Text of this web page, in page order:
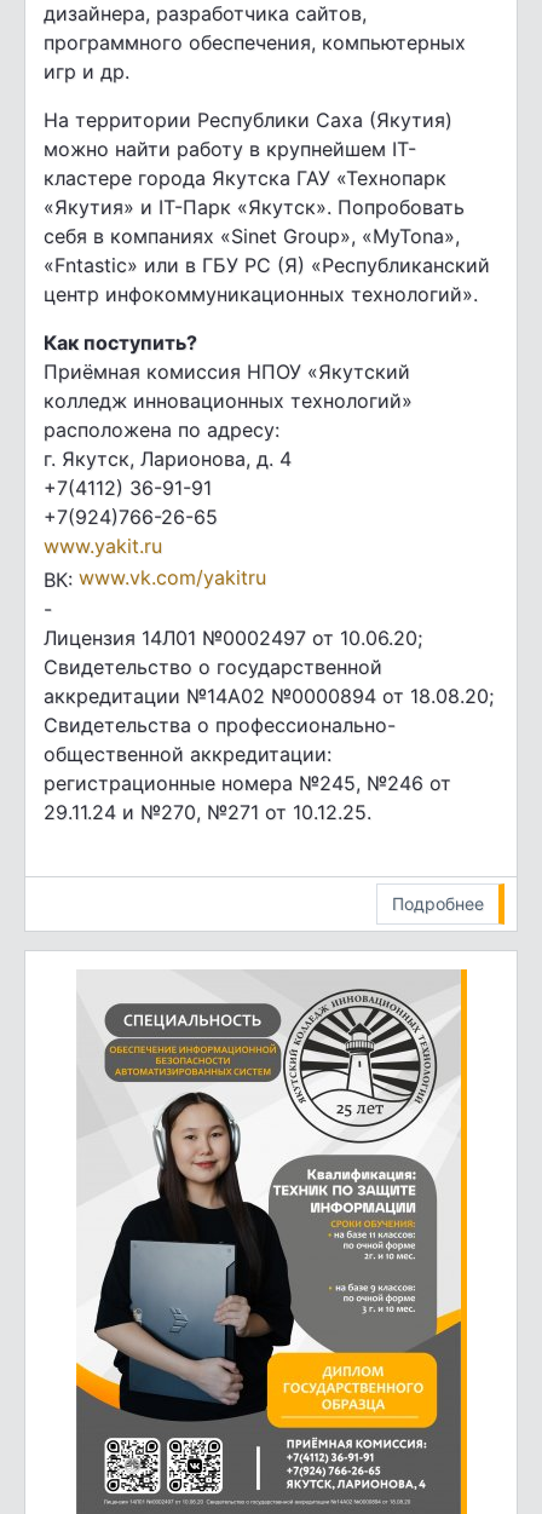
дизайнера, разработчика сайтов,
программного обеспечения, компьютерных
игр и др.
На территории Республики Саха (Якутия)
можно найти работу в крупнейшем IT-
кластере города Якутска ГАУ «Технопарк
«Якутия» и IT-Парк «Якутск». Попробовать
себя в компаниях «Sinet Group», «MyTona»,
«Fntastic» или в ГБУ РС (Я) «Республиканский
центр инфокоммуникационных технологий».
Как поступить?
Приёмная комиссия НПОУ «Якутский
колледж инновационных технологий»
расположена по адресу:
г. Якутск, Ларионова, д. 4
+7(4112) 36-91-91
+7(924)766-26-65
www.yakit.ru
ВК: www.vk.com/yakitru
-
Лицензия 14Л01 №0002497 от 10.06.20;
Свидетельство о государственной
аккредитации №14А02 №0000894 от 18.08.20;
Свидетельства о профессионально-
общественной аккредитации:
регистрационные номера №245, №246 от
29.11.24 и №270, №271 от 10.12.25.
Подробнее